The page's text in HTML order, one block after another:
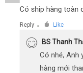
Có ship hàng toàn
Reply ● Like
BS Thanh
Có nhé, Anh
hàng mới